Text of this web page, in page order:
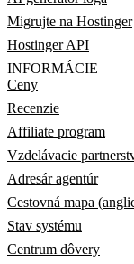
Migrujte na Hostinger
Hostinger API
INFORMÁCIE
Ceny
Recenzie
Affiliate program
Vzdelávacie
Adresár agentúr
Cestovná mapa
Stav systému
Centrum dôvery